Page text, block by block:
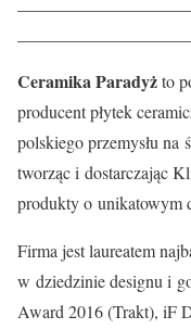
Ceramika Paradyżto
producent płytek
polskiego przemysłu na
tworząc i dostarczając
produkty o unikatowym
Firma jest laureatem
w dziedzinie designu i
Award 2016 (Trakt), iF